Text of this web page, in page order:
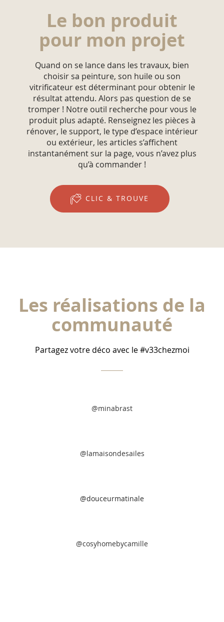
Le bon produit
pour mon projet
Quand on se lance dans les travaux, bien
choisir sa peinture, son huile ou son
vitrificateur est déterminant pour obtenir le
résultat attendu. Alors pas question de se
tromper ! Notre outil recherche pour vous le
produit plus adapté. Renseignez les pièces à
rénover, le support, le type d’espace intérieur
ou extérieur, les articles s’affichent
instantanément sur la page, vous n’avez plus
qu’à commander !
CLIC & TROUVE
Les réalisations de la
communauté
Partagez votre déco avec le #v33chezmoi
@minabrast
@lamaisondesailes
@douceurmatinale
@cosyhomebycamille